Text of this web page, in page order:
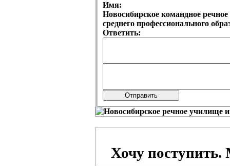
Имя:
Новосибирское командное
среднего профессионального
Ответить:
Хочу поступить.